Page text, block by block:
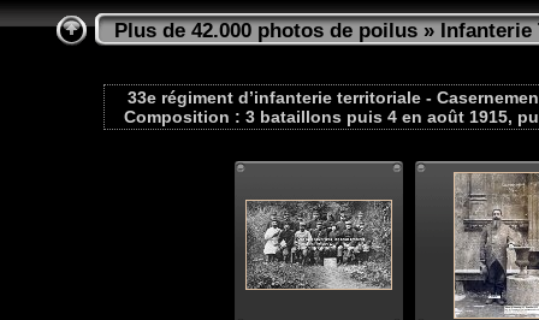
Plus de 42.000 photos de poilus»Infanterie
33e régiment d’infanterie territoriale -
Composition : 3 bataillons puis 4 en août 1915,